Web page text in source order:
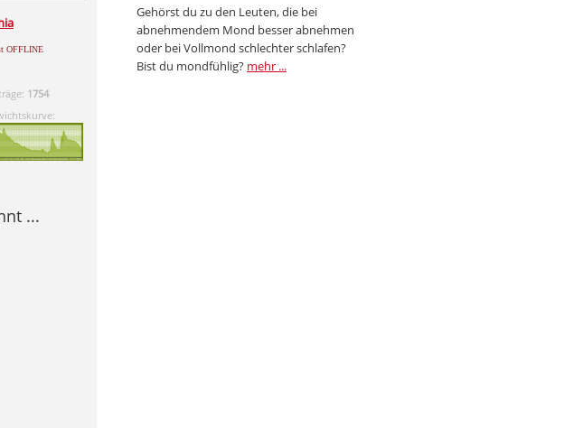
Gehörst du zu den Leuten, die bei
abnehmendem Mond besser abnehmen
oder bei Vollmond schlechter schlafen?
Bist du mondfühlig? mehr ...
OFFLINE
1754
...